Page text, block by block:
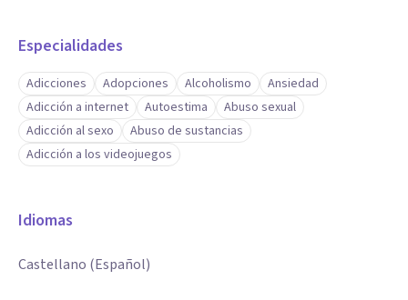
Especialidades
Adicciones Adopciones Alcoholismo
Ansiedad
Adicción a internet
Autoestima
Abuso sexual
Adicción al sexo
Abuso de sustancias
Adicción a los videojuegos
Idiomas
Castellano (Español)